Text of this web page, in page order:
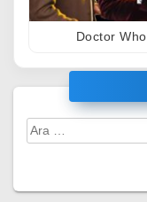
Doctor Who
Arama: